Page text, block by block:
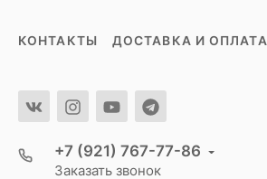
КОНТАКТЫ ДОСТАВКА И ОПЛАТА
+7 (921) 767-77-86
Заказать звонок